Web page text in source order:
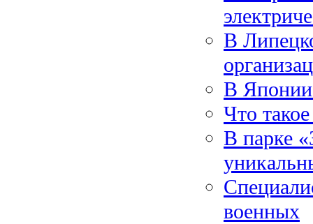
В
В Японии
Что
В парке
военных